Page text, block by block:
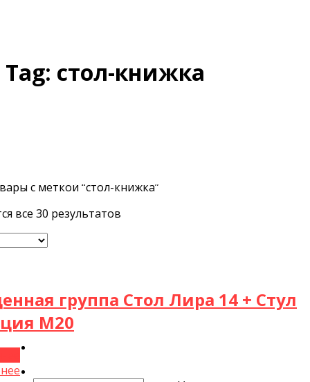
Tag: стол-книжка
с меткой “стол-книжка”
все 30 результатов
группа Стол Лира 14 + Стул
М20
Search